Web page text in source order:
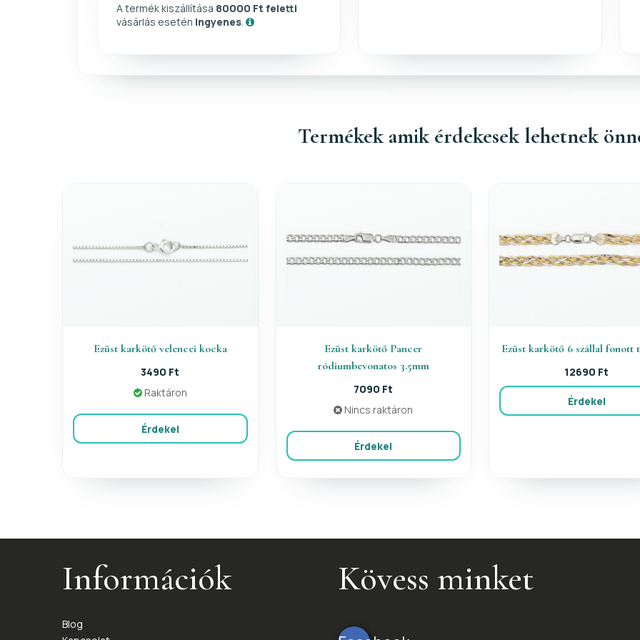
A termék kiszállítása 80000 Ft feletti
vásárlás esetén ingyenes.
Termékek amik érdekesek lehetnek
Ezüst karkötő velencei kocka
3490 Ft
Raktáron
Érdekel
Ezüst karkötő Pancer
ródiumbevonatos 3.5mm
7090 Ft
Nincs raktáron
Érdekel
Ezüst karkötő 6 szállal fonott
12690 Ft
Érdekel
Információk
Blog
Kövess minket